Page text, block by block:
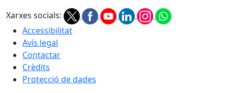
Xarxes socials:
Accessibilitat
Avís legal
Contactar
Crèdits
Protecció de dades